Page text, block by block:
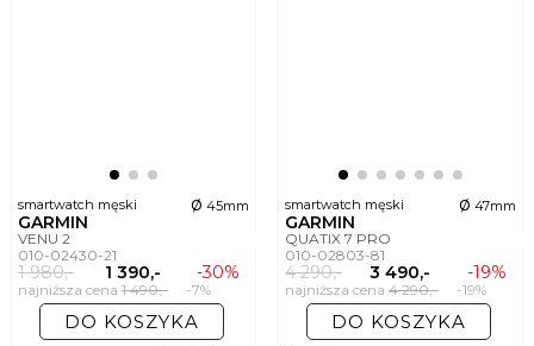
smartwatch męski ø 45mm
GARMIN
VENU 2
010-02430-21
1 980,- 1 390,- -30%
najniższa cena 1 490,- -7%
DO KOSZYKA
smartwatch męski ø 47mm
GARMIN
QUATIX 7 PRO
010-02803-81
4 290,- 3 490,- -19%
najniższa cena 4 290,- -19%
DO KOSZYKA